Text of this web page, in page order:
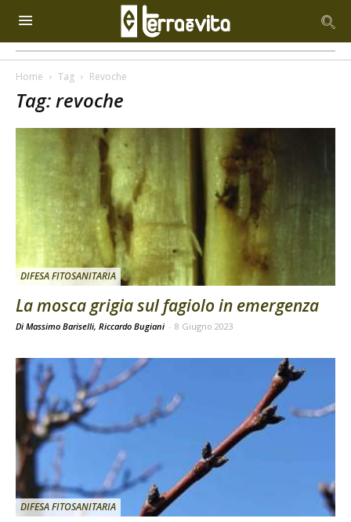
Home Tag Revoche
Tag: revoche
DIFESA FITOSANITARIA
La mosca grigia sul fagiolo in emergenza
Di Massimo Bariselli, Riccardo Bugiani - 8 Giugno 2023
DIFESA FITOSANITARIA